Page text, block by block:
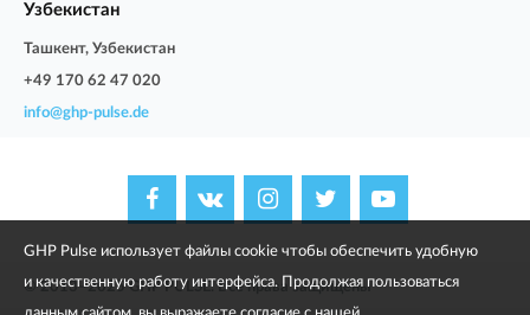
Узбекистан
Ташкент, Узбекистан
+49 170 62 47 020
info@ghp-pulse.de
© 2013–2025 GHP PULSE. Все права защищены
GHP Pulse использует файлы cookie чтобы обеспечить удобную
и качественную работу интерфейса. Продолжая пользоваться